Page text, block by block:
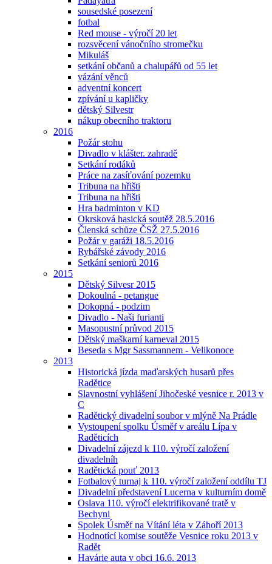
sousedské posezení
fotbal
Red mouse - výročí 20 let
rozsvěcení vánočního stromečku
Mikuláš
setkání občanů a chalupářů od 55 let
vázání věnců
adventní koncert
zpívání u kapličky
dětský Silvestr
nákup obecního traktoru
2016
Požár stohu
Divadlo v klášter. zahradě
Setkání rodáků
Práce na zasíťování pozemku
Tribuna na hřišti
Tribuna na hřišti
Hra badminton v KD
Okrsková hasická soutěž 28.5.2016
Členská schůze ČSŽ 27.5.2016
Požár v garáži 18.5.2016
Rybářské závody 2016
Setkání seniorů 2016
2015
Dětský Silvesr 2015
Dokoulná - petangue
Dokopná - podzim
Divadlo - Naši furianti
Masopustní průvod 2015
Dětský maškarní karneval 2015
Beseda s Mgr Sassmannem - Velikonoce
2013
Historická jízda maďarských husarů přes
Radětice
Slavnostní vyhlášení Jihočeské vesnice r. 2013 v
C
Radětický divadelní soubor v mlýně Na Prádle
Vystoupení spolku Úsměf v areálu Lípa v
Raděticích
Divadelní zájezd k 110. výročí založení
divadelníh
Radětická pouť 2013
Fotbalový turnaj k 110. výročí založení oddílu TJ
Divadelní představení Lucerna v kulturním domě
Oslava 110. výročí elektrifikované tratě v
Bechyni
Spolek Úsměf na Vítání léta v Záhoří 2013
Hodnotící komise soutěže Vesnice roku 2013 v
Radět
Havárie auta v obci 16.6. 2013